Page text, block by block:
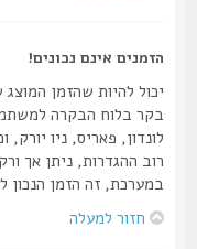
הזמנים אינם נכונים!
יכול להיות שהזמן המוצג
בקר בלוח הבקרה למשתמש
לונדון, פאריס, ניו יורק,
רוב ההגדרות, ניתן אך ורק
במערכת, זה הזמן הנכון
חזור למעלה